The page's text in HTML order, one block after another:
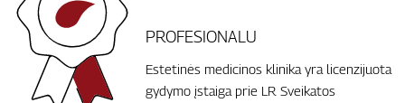
PROFESIONALU
Estetinės medicinos klinika yra licenzijuota
gydymo įstaiga prie LR Sveikatos